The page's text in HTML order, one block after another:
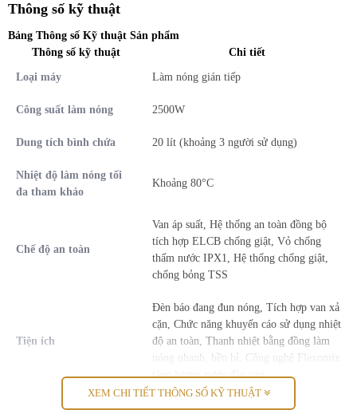
theo dõi
Sản phẩm được trang bị đèn báo nước nóng sẵn sàng, khi sáng đỏ
điều khiển bằng nút vặn giúp điều chỉnh nhiều mức nhiệt độ, thao
Tiết kiệm điện năng với hệ thống làm nóng gián tiếp
phút để đun nóng nước, máy sử dụng hệ thống làm nóng gián tiếp,
bạn chỉ cần đun nước một lần ban đầu mà không cần phải đun nước
Thông số kỹ thuật
Bảng Thông số Kỹ thuật Sản phẩm
Thông số kỹ thuật
Chi tiết
Loại máy Làm nóng gián tiếp
Công suất làm nóng 2500W
Dung tích bình chứa 20 lít (khoảng 3 người sử dụng)
Nhiệt độ làm nóng tối
đa tham khảo
Khoảng 80°C
Chế độ an toàn
Van áp suất, Hệ thống an toàn đồng bộ
tích hợp ELCB chống giật, Vỏ chống
thấm nước IPX1, Hệ thống chống giật,
chống bỏng TSS
Tiện ích
Đèn báo đang đun nóng, Tích hợp van xả
cặn, Chức năng khuyến cáo sử dụng nhiệt
độ an toàn, Thanh nhiệt bằng đồng làm
nóng nhanh, bền bỉ, Công nghệ Flexomix
tăng lượng nước đầu vào
Tùy chỉnh nhiệt độ nước Nhiều mức độ
XEM CHI TIẾT THÔNG SỐ KỸ THUẬT